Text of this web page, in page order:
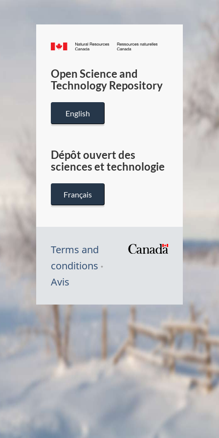
Canada.ca
/
Canada
Open Science and
Technology Repository
English
Dépôt ouvert des
sciences et technologie
Français
Terms and
conditions
Avis
Symbole
Canada